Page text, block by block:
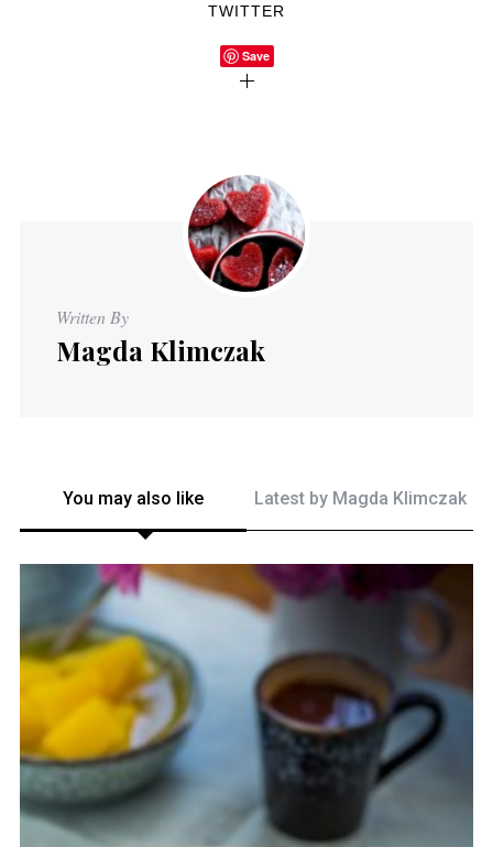
TWITTER
Save
Written By
Magda Klimczak
You may also like Latest by Magda Klimczak